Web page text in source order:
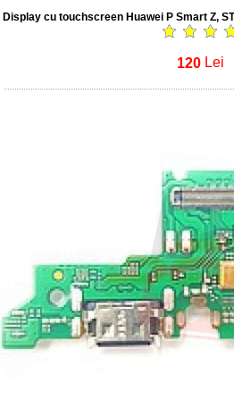
Display cu touchscreen Huawei P Smart Z,
120 Lei